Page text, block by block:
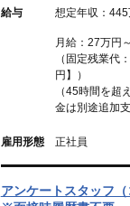
給与
想定年収：
月給：27万円
（固定残業代
円】）
（45時間を超
金は別途追加支
雇用形態 正社員
アンケートスタッフ